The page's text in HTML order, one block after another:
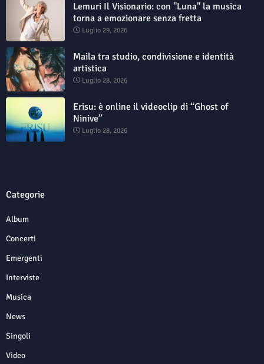
Lemuri Il Visionario: con "Luna" la musica
torna a emozionare senza fretta
Luglio 29, 2026
Maila tra studio, condivisione e identità
artistica
Luglio 28, 2026
Erisu: è online il videoclip di “Ghost of
Ninive”
Luglio 28, 2026
Categorie
Album
Concerti
Emergenti
Interviste
Musica
News
Singoli
Video